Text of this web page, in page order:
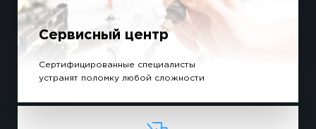
Сервисный центр
Сертифицированные специалисты
устранят поломку любой сложности